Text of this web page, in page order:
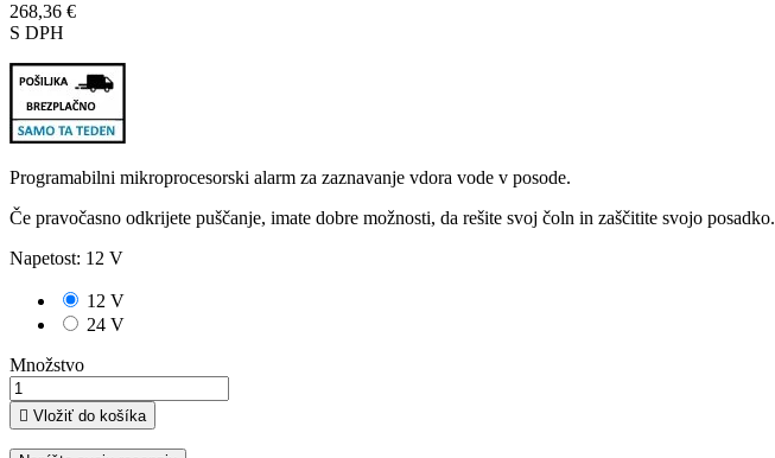
268,36 €
S DPH
Programabilni mikroprocesorski alarm za zaznavanje vdora vode v posode.
Če pravočasno odkrijete puščanje, imate dobre možnosti, da rešite svoj čoln in zaščitite svojo posadko.
Napetost: 12 V
12 V
24 V
Množstvo
 Vložiť do košíka